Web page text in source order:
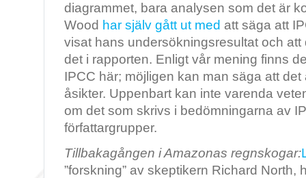
diagrammet, bara analysen som det är
Wood har själv gått ut med att säga att
visat hans undersökningsresultat och att
det i rapporten. Enligt vår mening finns
IPCC här; möjligen kan man säga att
åsikter. Uppenbart kan inte varenda
om det som skrivs i bedömningarna av
författargrupper.
Tillbakagången i Amazonas regnskogar:
”forskning” av skeptikern Richard North,